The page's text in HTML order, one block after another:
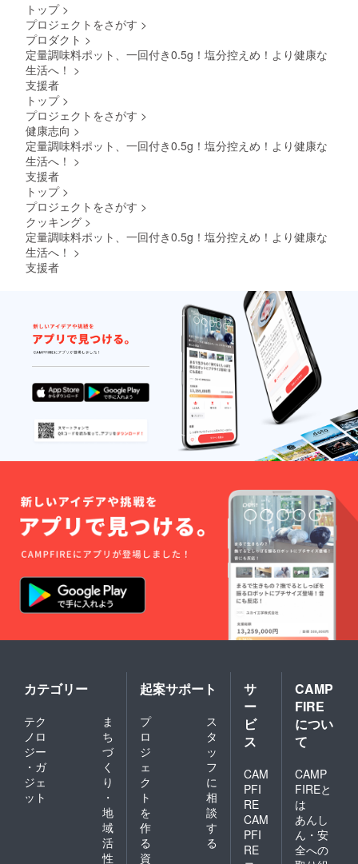
トップ >
プロジェクトをさがす >
プロダクト >
定量調味料ポット、一回付き0.5g！塩分控えめ！より健康な
生活へ！ >
支援者
トップ >
プロジェクトをさがす >
健康志向 >
定量調味料ポット、一回付き0.5g！塩分控えめ！より健康な
生活へ！ >
支援者
トップ >
プロジェクトをさがす >
クッキング >
定量調味料ポット、一回付き0.5g！塩分控えめ！より健康な
生活へ！ >
支援者
カテゴリー
テク
ノロ
ジー
・ガ
ジェ
ット
ま
ち
づ
く
り
・
地
域
活
性
起案サポート
プ
ロ
ジ
ェ
ク
ト
を
作
る
ス
タ
ッ
フ
に
相
談
す
る
資
サ
ー
ビ
ス
CAM
PFI
RE
CAM
PFI
RE
CAMP
FIRE
につい
て
CAMP
FIREと
は
あんし
ん・安
全への